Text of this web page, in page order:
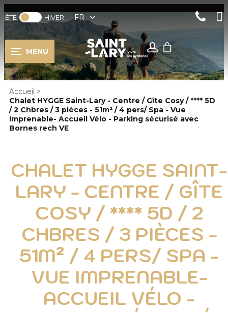
ÉTÉ HIVER FR
MENU
Accueil >
Chalet HYGGE Saint-Lary - Centre / Gîte Cosy / **** 5D
/ 2 Chbres / 3 pièces - 51m² / 4 pers/ Spa - Vue
Imprenable- Accueil Vélo - Parking sécurisé avec
Bornes rech VE
CHALET HYGGE SAINT-
LARY - CENTRE / GÎTE
COSY / **** 5D / 2
CHBRES / 3 PIÈCES -
51M² / 4 PERS/ SPA -
VUE IMPRENABLE-
ACCUEIL VÉLO -